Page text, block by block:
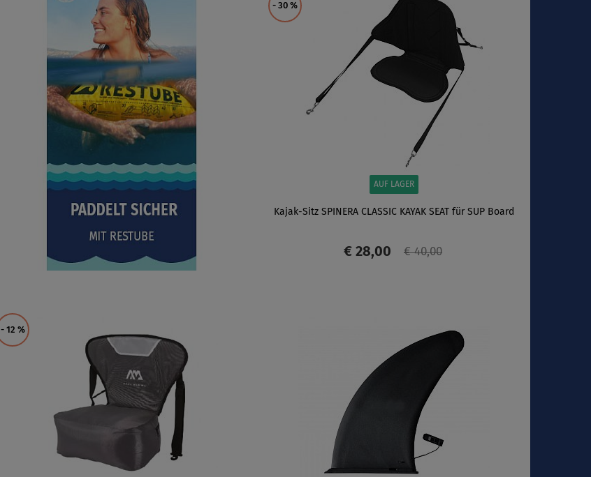
- 30 %
AUF LAGER
Kajak-Sitz SPINERA CLASSIC KAYAK SEAT für SUP Board
€ 28,00 € 40,00
- 12 %